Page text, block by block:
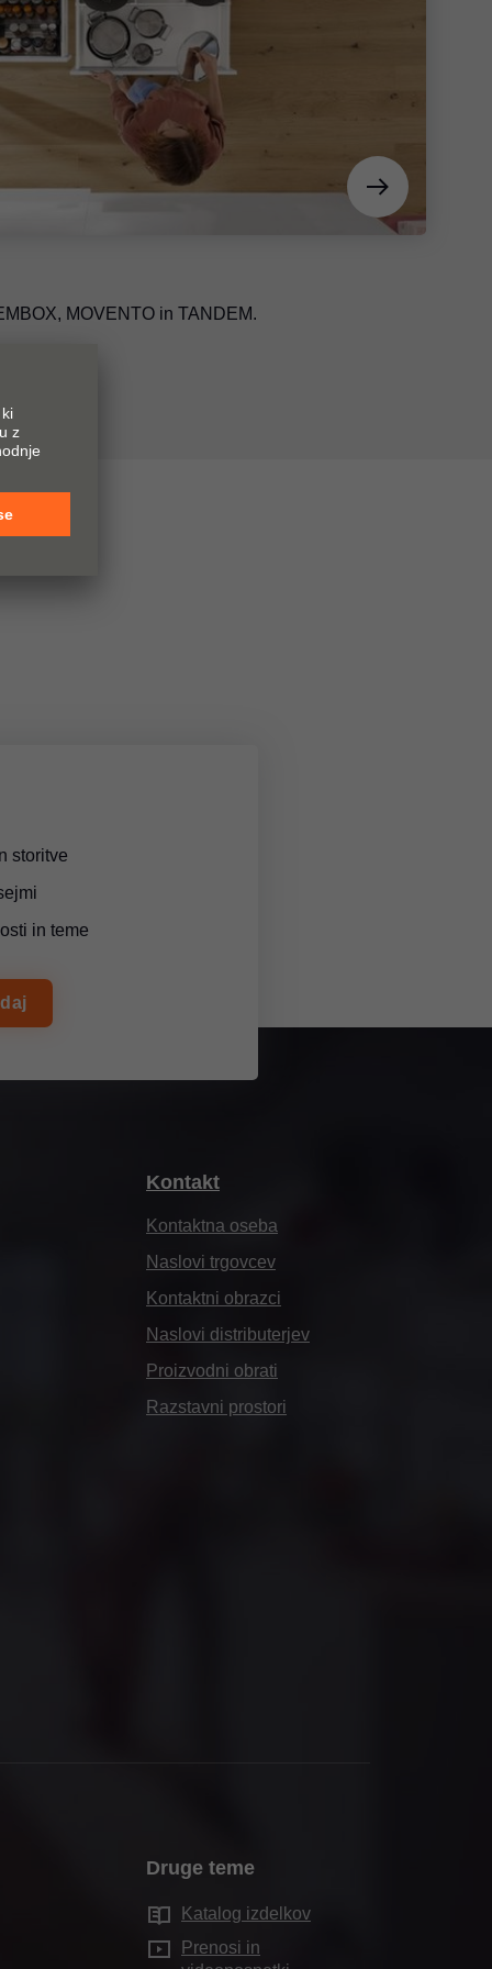
MOVENTO in TANDEM.
storitve
in teme
Kontakt
Kontaktna oseba
Naslovi trgovcev
Kontaktni obrazci
Naslovi distributerjev
Proizvodni obrati
Razstavni prostori
Druge teme
Katalog izdelkov
Prenosi in